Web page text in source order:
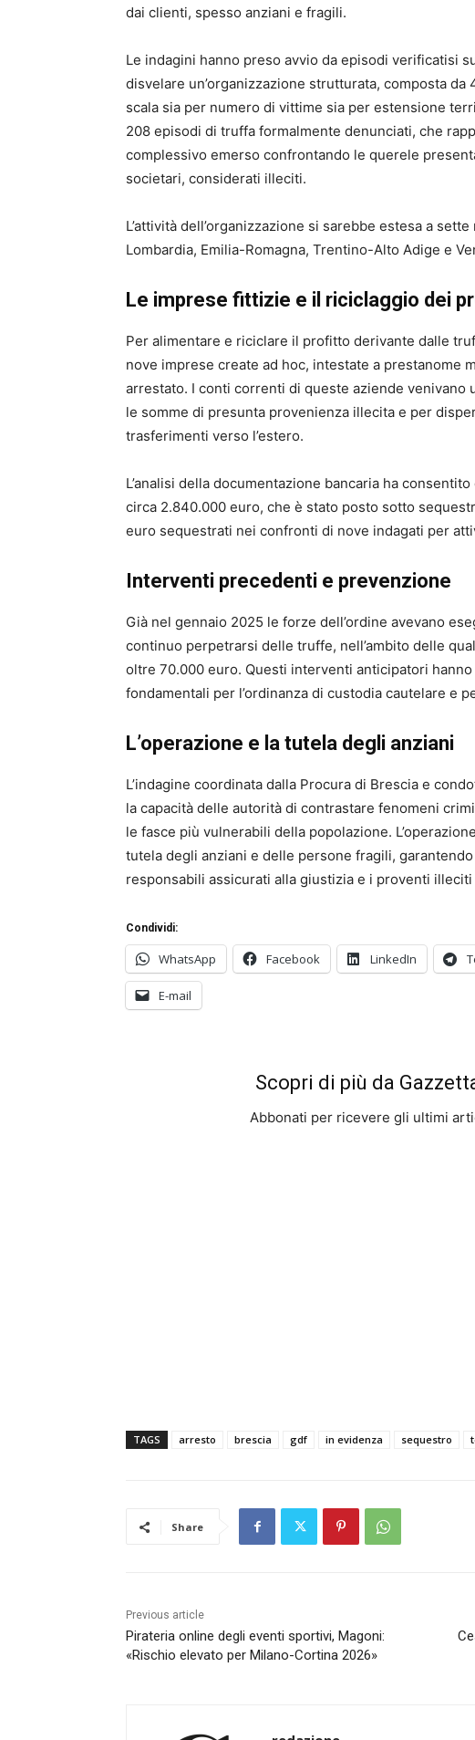
dai clienti, spesso anziani e fragili.
Le indagini hanno preso avvio da episodi verificatisi
disvelare un’organizzazione strutturata, composta
scala sia per numero di vittime sia per estensione
208 episodi di truffa formalmente denunciati, che
complessivo emerso confrontando le querele
societari, considerati illeciti.
L’attività dell’organizzazione si sarebbe estesa a
Lombardia, Emilia-Romagna, Trentino-Alto Adige e
Le imprese fittizie e il riciclaggio dei
Per alimentare e riciclare il profitto derivante dalle
nove imprese create ad hoc, intestate a prestanome
arrestato. I conti correnti di queste aziende
le somme di presunta provenienza illecita e per
trasferimenti verso l’estero.
L’analisi della documentazione bancaria ha
circa 2.840.000 euro, che è stato posto sotto
euro sequestrati nei confronti di nove indagati per
Interventi precedenti e prevenzione
Già nel gennaio 2025 le forze dell’ordine avevano
continuo perpetrarsi delle truffe, nell’ambito delle
oltre 70.000 euro. Questi interventi anticipatori
fondamentali per l’ordinanza di custodia cautelare e
L’operazione e la tutela degli anziani
L’indagine coordinata dalla Procura di Brescia e
la capacità delle autorità di contrastare fenomeni
le fasce più vulnerabili della popolazione.
tutela degli anziani e delle persone fragili,
responsabili assicurati alla giustizia e i proventi
Condividi:
WhatsApp Facebook LinkedIn
E-mail
Scopri di più da
Abbonati per ricevere gli ultimi
TAGS arresto brescia gdf in evidenza sequestro
Share
Previous article
Pirateria online degli eventi sportivi, Magoni:
«Rischio elevato per Milano-Cortina 2026»